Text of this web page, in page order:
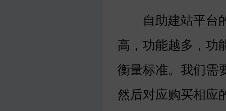
自助建站平台的
高，功能越多，功
衡量标准。我们需
然后对应购买相应